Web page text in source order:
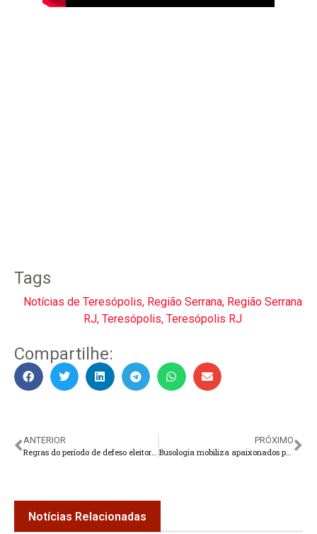
Tags
Notícias de Teresópolis, Região Serrana, Região Serrana
RJ, Teresópolis, Teresópolis RJ
Compartilhe:
ANTERIOR
Regras do período de defeso eleitoral começam a valer
PRÓXIMO
Busologia mobiliza apaixonados por ônibus e resgata a memória do transporte coletivo em Teresópolis
Notícias Relacionadas